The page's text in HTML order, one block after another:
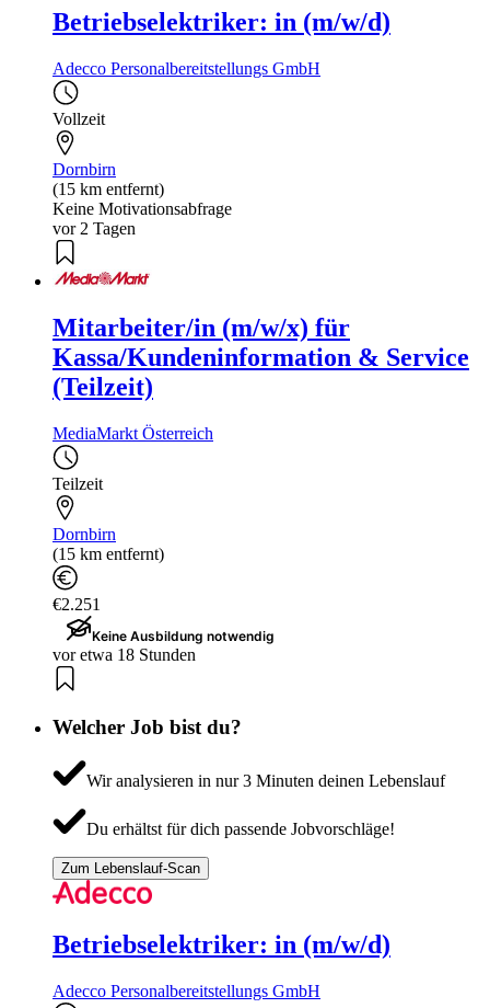
Betriebselektriker: in (m/w/d)
Adecco Personalbereitstellungs GmbH
Vollzeit
Dornbirn
(15 km entfernt)
Keine Motivationsabfrage
vor 2 Tagen
Mitarbeiter/in (m/w/x) für
Kassa/Kundeninformation & Service
(Teilzeit)
MediaMarkt Österreich
Teilzeit
Dornbirn
(15 km entfernt)
€2.251
Keine Ausbildung notwendig
vor etwa 18 Stunden
Welcher Job bist du?
Wir analysieren in nur 3 Minuten deinen Lebenslauf
Du erhältst für dich passende Jobvorschläge!
Zum Lebenslauf-Scan
Betriebselektriker: in (m/w/d)
Adecco Personalbereitstellungs GmbH